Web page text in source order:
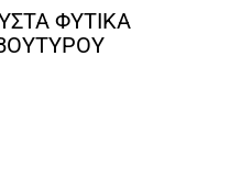
ΦΥΤΙΚΑ